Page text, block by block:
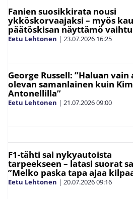
Fanien suosikkirata nousi
ykköskorvaajaksi – myös
päätöskisan näyttämö
Eetu Lehtonen | 23.07.2026 16:25
George Russell: ”Haluan
olevan samanlainen kuin
Antonellilla”
Eetu Lehtonen | 21.07.202609:00
F1-tähti sai nykyautoista
tarpeekseen – latasi suorat
”Melko paska tapa ajaa
Eetu Lehtonen | 20.07.202609:16